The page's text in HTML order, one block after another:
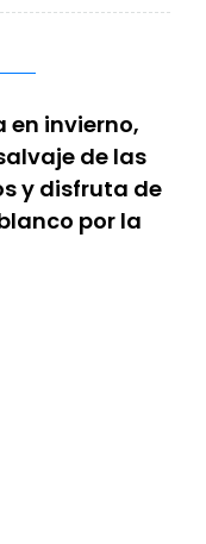
en invierno,
de las
y disfruta de
por la